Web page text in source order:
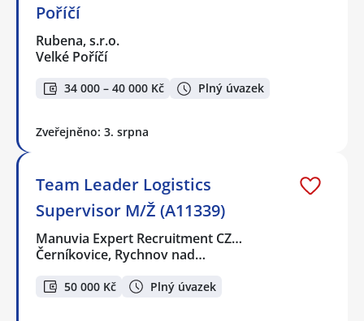
Poříčí
Rubena, s.r.o.
Velké Poříčí
34 000 – 40 000 Kč Plný úvazek
Zveřejněno: 3. srpna
Team Leader Logistics
Supervisor M/Ž (A11339)
Manuvia Expert Recruitment CZ…
Černíkovice, Rychnov nad…
50 000 Kč Plný úvazek